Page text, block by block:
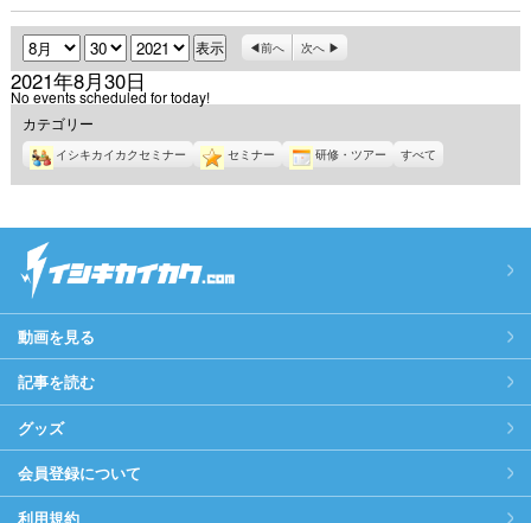
月 日 年 前へ 次へ
2021年8月30日
No events scheduled for today!
カテゴリー
イシキカイカクセミナー セミナー 研修・ツアー すべて
動画を見る
記事を読む
グッズ
会員登録について